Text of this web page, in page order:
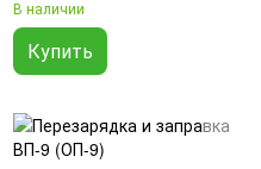
В наличии
Купить